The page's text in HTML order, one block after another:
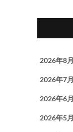
2026年8月
2026年7月
2026年6月
2026年5月